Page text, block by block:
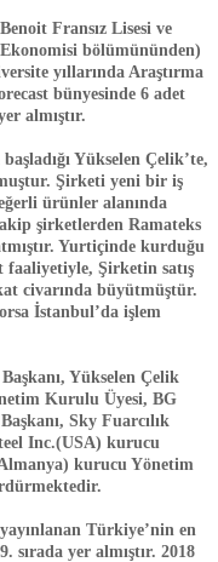
Fransız Lisesi ve
bölümününden)
yıllarında Araştırma
bünyesinde 6 adet
almıştır.
Yükselen Çelik’te,
Şirketi yeni bir iş
ürünler alanında
şirketlerden Ramateks
Yurtiçinde kurduğu
faaliyetiyle, Şirketin satış
civarında büyütmüştür.
İstanbul’da işlem
Yükselen Çelik
Kurulu Üyesi, BG
Sky Fuarcılık
Inc.(USA) kurucu
kurucu Yönetim
Türkiye’nin en
sırada yer almıştır. 2018